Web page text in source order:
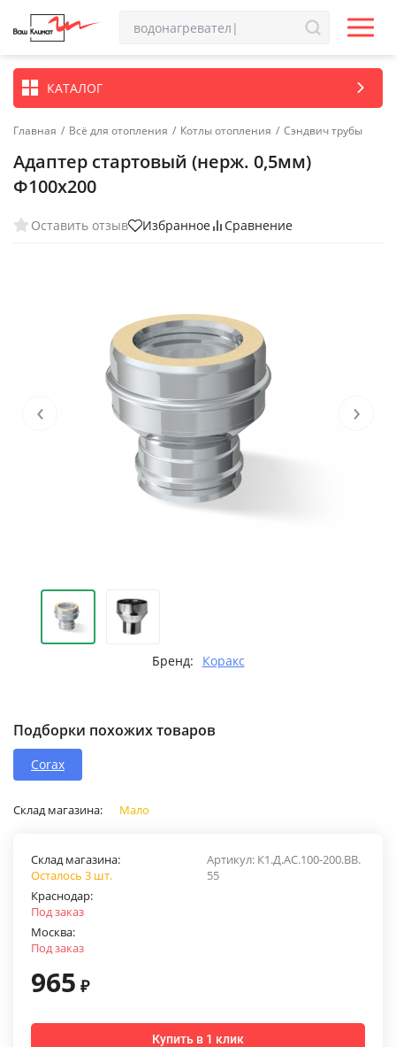
КАТАЛОГ
Главная / Всё для отопления / Котлы отопления / Сэндвич трубы
Адаптер стартовый (нерж. 0,5мм)
Ф100х200
Оставить отзыв Избранное Сравнение
‹ ›
Бренд: Коракс
Подборки похожих товаров
Corax
Склад магазина: Мало
Артикул: К1.Д.АС.100-200.ВВ.
55
Склад магазина:
Осталось 3 шт.
Краснодар:
Под заказ
Москва:
Под заказ
965 ₽
Купить в 1 клик